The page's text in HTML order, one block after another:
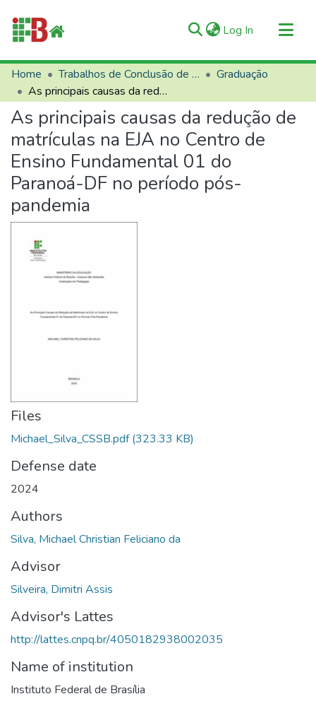
Log In (current)
Communities & Collections
All of RIIFB
Manuals and Terms
Statistics
About RIIFB
Help
Contacts
Home Trabalhos de Conclusão de Curso (TCCs)
Graduação
As principais causas da redução de matrículas na EJA no Centro de Ensino Fundamental 01 do Paranoá-DF no período pós-pandemia
As principais causas da redução de
matrículas na EJA no Centro de
Ensino Fundamental 01 do
Paranoá-DF no período pós-
pandemia
Files
Michael_Silva_CSSB.pdf(323.33 KB)
Defense date
2024
Authors
Silva, Michael Christian Feliciano da
Advisor
Silveira, Dimitri Assis
Advisor's Lattes
http://lattes.cnpq.br/4050182938002035
Name of institution
Instituto Federal de Brasília